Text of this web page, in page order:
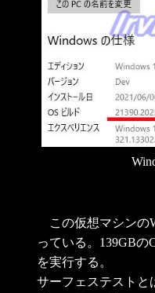
この仮想マシンの
っている。139GBの
を実行する。
サーフェステストと